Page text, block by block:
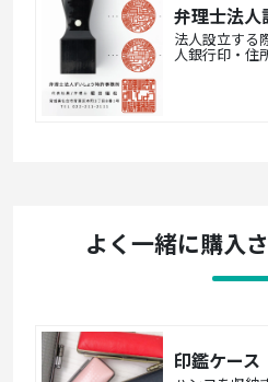
弁理士法人
法人設立する
人銀行印・住
よく一緒に購入
印鑑ケース